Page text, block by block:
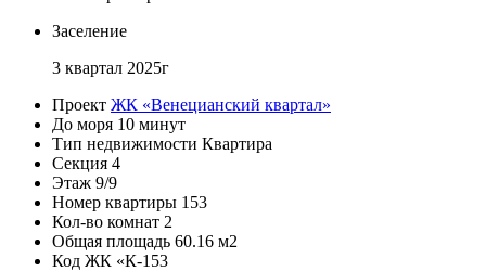
Заселение
3 квартал 2025г
Проект ЖК «Венецианский квартал»
До моря 10 минут
Тип недвижимости Квартира
Секция 4
Этаж 9/9
Номер квартиры 153
Кол-во комнат 2
Общая площадь 60.16 м2
Код ЖК «К-153